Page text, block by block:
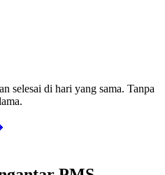
selesai di hari yang sama. Tanpa